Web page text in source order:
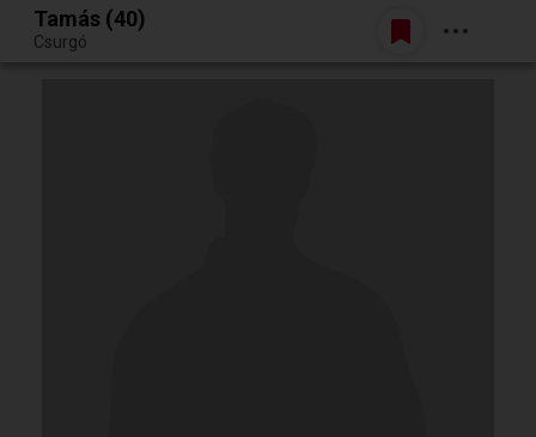
Egy jó randiból bármi lehet.
Belépés
Tamás (40)
Csurgó